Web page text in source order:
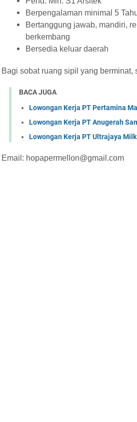
Berpengalaman minimal 5
Bertanggung jawab, mandiri,
berkembang
Bersedia keluar daerah
Bagi sobat ruang sipil yang
BACA JUGA
Lowongan Kerja PT Pertamina
Lowongan Kerja PT Anugerah
Lowongan Kerja PT Ultrajaya
Email: hopapermellon@gmail.com